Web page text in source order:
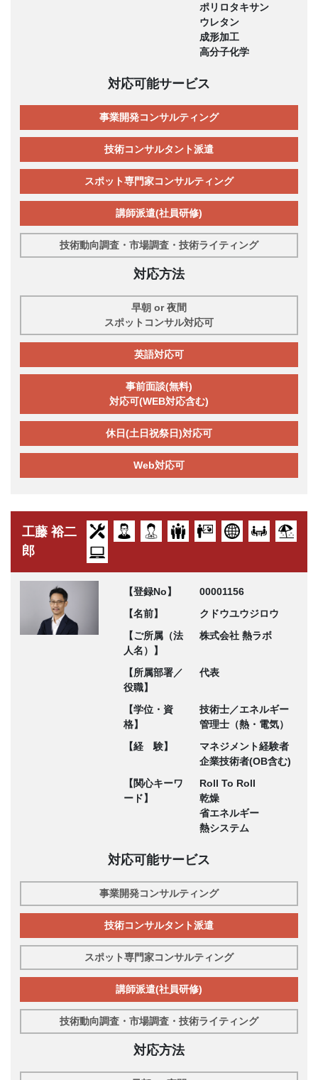
ポリロタキサン
ウレタン
成形加工
高分子化学
対応可能サービス
事業開発コンサルティング
技術コンサルタント派遣
スポット専門家コンサルティング
講師派遣(社員研修)
技術動向調査・市場調査・技術ライティング
対応方法
早朝 or 夜間
スポットコンサル対応可
英語対応可
事前面談(無料)
対応可(WEB対応含む)
休日(土日祝祭日)対応可
Web対応可
工藤 裕二
郎
【登録No】
00001156
【名前】
クドウユウジロウ
【ご所属（法
人名）】
株式会社 熱ラボ
【所属部署／
役職】
代表
【学位・資
格】
技術士／エネルギー
管理士（熱・電気）
【経 験】
マネジメント経験者
企業技術者(OB含む)
【関心キーワ
ード】
Roll To Roll
乾燥
省エネルギー
熱システム
対応可能サービス
事業開発コンサルティング
技術コンサルタント派遣
スポット専門家コンサルティング
講師派遣(社員研修)
技術動向調査・市場調査・技術ライティング
対応方法